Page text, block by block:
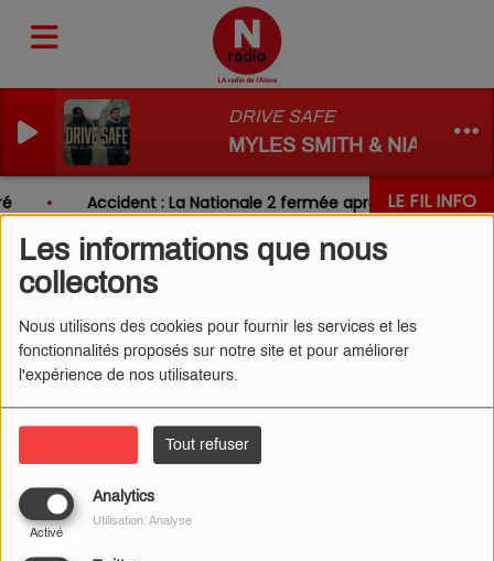
Les informations que nous
collectons
Nous utilisons des cookies pour fournir les services et les
fonctionnalités proposés sur notre site et pour améliorer
l'expérience de nos utilisateurs.
Tout refuser
Analytics
Activé
Utilisation: Analyse
DRIVE SAFE
MYLES SMITH & NIALL
LE FIL INFO
Accident : La Nationale 2 fermée après un choc